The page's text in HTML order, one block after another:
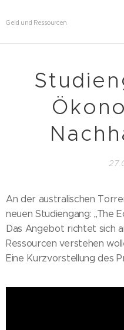
Geld und Ressourcen
An der australischen
neuen Studiengang: „The
Das Angebot richtet sich
Ressourcen verstehen
Eine Kurzvorstellung des